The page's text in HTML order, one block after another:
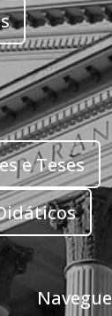
e Teses
Navegue